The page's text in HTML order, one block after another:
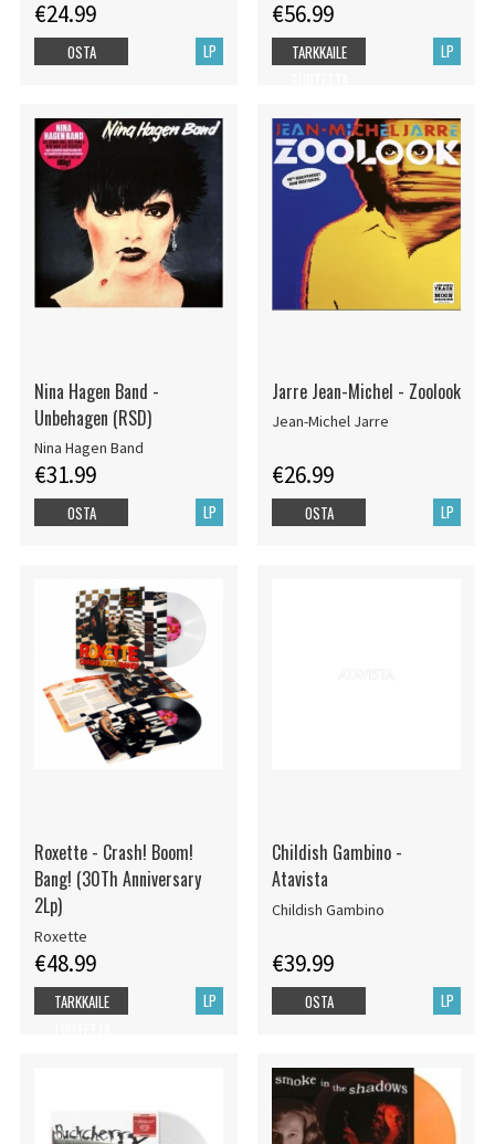
€24.99
LP
OSTA
€56.99
LP
TARKKAILE
Nina Hagen Band -
Unbehagen (RSD)
Nina Hagen Band
€31.99
LP
OSTA
Jarre Jean-Michel - Zoolook
Jean-Michel Jarre
€26.99
LP
OSTA
Roxette - Crash! Boom!
Bang! (30Th Anniversary
2Lp)
Roxette
€48.99
LP
TARKKAILE
Childish Gambino -
Atavista
Childish Gambino
€39.99
LP
OSTA